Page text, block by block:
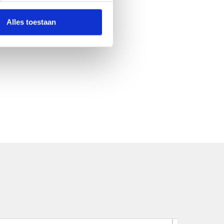
Alles toestaan